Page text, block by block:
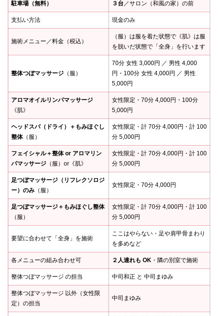
駐車場（無料） ３台／サロン（和風の家）の前
支払い方法 現金のみ
施術メニュー／料金（税込）
（服）は服を着た状態で《肌》は服
を脱いだ状態で「全身」を行います
整体つぼマッサージ （服）
70分 女性 3,000円 ／ 男性 4,000
円・100分 女性 4,000円 ／ 男性
5,000円
アロマオイルリンパマッサージ
《肌》
女性限定・70分 4,000円・100分
5,000円
ヘッドスパ（ドライ）＋もみほぐし
整体（服）
女性限定・計 70分 4,000円・計 100
分 5,000円
フェイシャル＋整体 or アロマリン
パマッサージ （服）or《肌》
女性限定・計 70分 4,000円・計 100
分 5,000円
足つぼマッサージ（リフレクソロジ
ー）のみ （服）
女性限定・70分 4,000円
足つぼマッサージ＋もみほぐし整体
（服）
女性限定・計 70分 4,000円・計 100
分 5,000円
要望に合わせて「全身」を施術
ここはやらない・足や肩甲骨まわり
を多めなど
各メニューの組み合わせ可 ２人連れも OK ・隣の別室で施術
整体つぼマッサージ の担当 中司和正 と 中司まゆみ
整体つぼマッサージ 以外（女性限
定）の担当
中司まゆみ